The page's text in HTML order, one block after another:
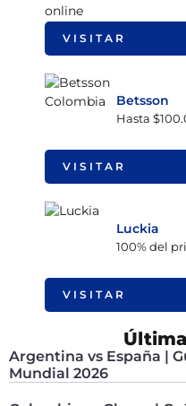
VISITAR
Betsson
Hasta
VISITAR
Luckia
100% del
VISITAR
Argentina vs España |
Mundial 2026